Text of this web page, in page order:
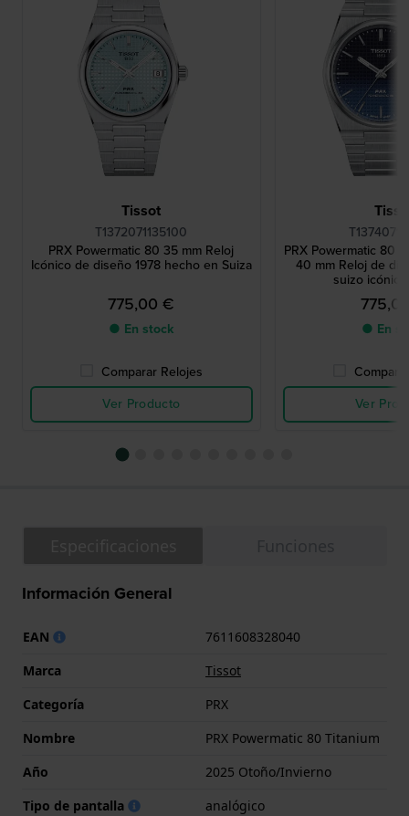
Tissot
T1372071135100
PRX Powermatic 80 35 mm Reloj
Icónico de diseño 1978 hecho en Suiza
775,00 €
● En stock
Comparar Relojes
Ver Producto
PRX Powermatic 80
40 mm Reloj de
suizo
● En
Ver
Información General
EAN
7611608328040
Marca
Tissot
Categoría
PRX
Nombre
PRX Powermatic 80 Titanium
Año
2025 Otoño/Invierno
Tipo de pantalla
analógico